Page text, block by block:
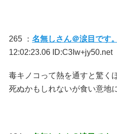
265 ： 名無しさん＠涙目です。
12:02:23.06 ID:C3Iw+jy50.net
毒キノコって熱を通すと驚く
死ぬかもしれないが食い意地